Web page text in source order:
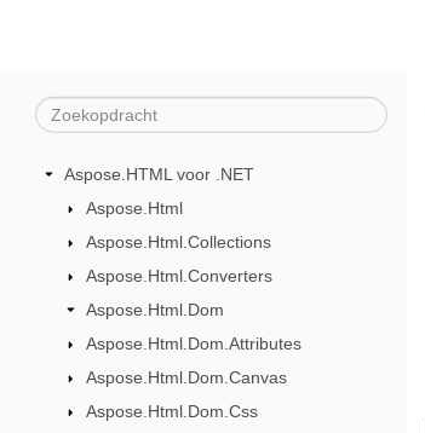
Aspose.HTML voor .NET
Aspose.Html
Aspose.Html.Collections
Aspose.Html.Converters
Aspose.Html.Dom
Aspose.Html.Dom.Attributes
Aspose.Html.Dom.Canvas
Aspose.Html.Dom.Css